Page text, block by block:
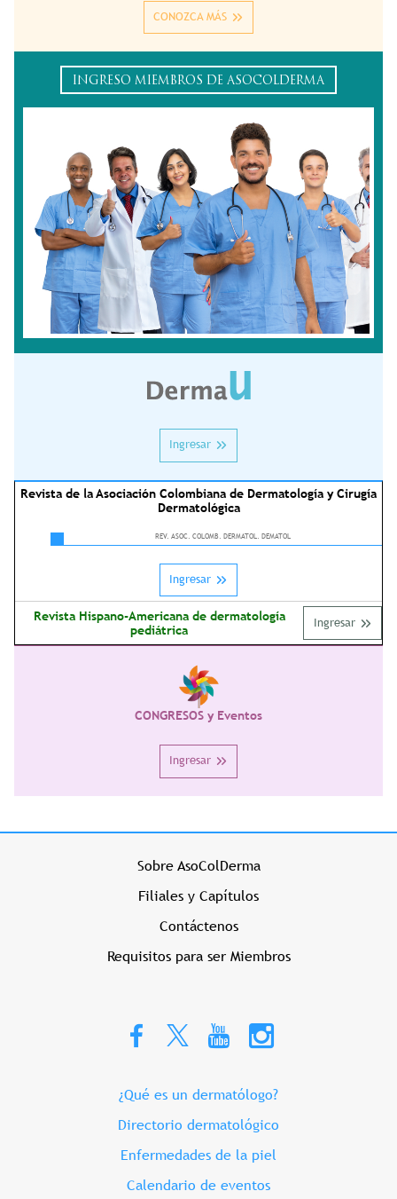
INGRESO MIEMBROS DE ASOCOLDERMA
Ingresar
Revista de la Asociación Colombiana de Dermatología y Cirugía
Dermatológica
REV. ASOC. COLOMB. DERMATOL. DEMATOL
Ingresar
Revista Hispano-Americana de dermatología
pediátrica
Ingresar
CONGRESOS y Eventos
Ingresar
CONOZCA MÁS
Menu Prehome Izquierdo
Sobre AsoColDerma
Filiales y Capítulos
Contáctenos
Requisitos para ser Miembros
Menu Prehome Derecho
¿Qué es un dermatólogo?
Directorio dermatológico
Enfermedades de la piel
Calendario de eventos